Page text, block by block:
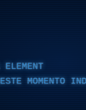
MOMENTO